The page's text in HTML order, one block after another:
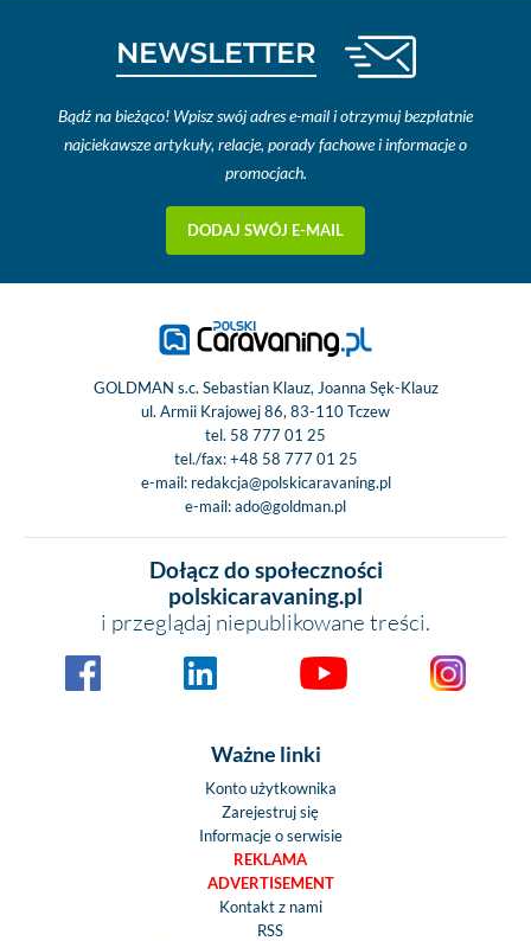
NEWSLETTER
Bądź na bieżąco! Wpisz swój adres e-mail i otrzymuj bezpłatnie
najciekawsze artykuły, relacje, porady fachowe i informacje o
promocjach.
DODAJ SWÓJ E-MAIL
GOLDMAN s.c. Sebastian Klauz, Joanna Sęk-Klauz
ul. Armii Krajowej 86, 83-110 Tczew
tel. 58 777 01 25
tel./fax:+48 58 777 01 25
e-mail: redakcja@polskicaravaning.pl
e-mail:ado@goldman.pl
Dołącz do społeczności
polskicaravaning.pl
i przeglądaj niepublikowane treści.
Ważne linki
Konto użytkownika
Zarejestruj się
Informacje o serwisie
REKLAMA
ADVERTISEMENT
Kontakt z nami
RSS